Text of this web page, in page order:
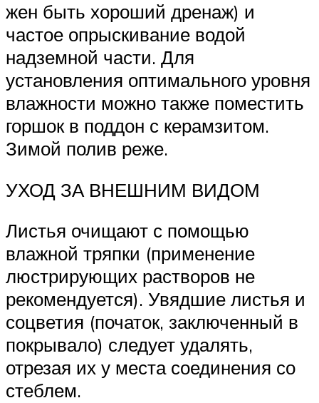
жен быть хороший дренаж) и
частое опрыскива­ние водой
надземной части. Для
установления оптимального уровня
влажности можно также поместить
горшок в поддон с керамзитом.
Зимой полив реже.
УХОД ЗА ВНЕШНИМ ВИДОМ
Листья очищают с помощью
влажной тряпки (применение
люстрирующих растворов не
рекомендуется). Увядшие листья и
со­цветия (початок, заключенный в
покрывало) следует удалять,
отрезая их у места соединения со
стеблем.